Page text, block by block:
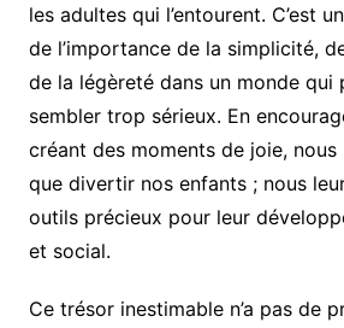
les adultes qui l’entourent. C’est
de l’importance de la simplicité,
de la légèreté dans un monde qui
sembler trop sérieux. En
créant des moments de joie, nous
que divertir nos enfants ; nous
outils précieux pour leur
et social.
Ce trésor inestimable n’a pas de